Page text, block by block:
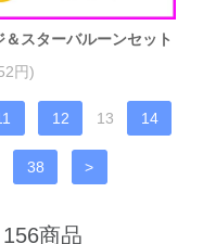
スターバルーンセット
円)
12 13 14
38 >
商品